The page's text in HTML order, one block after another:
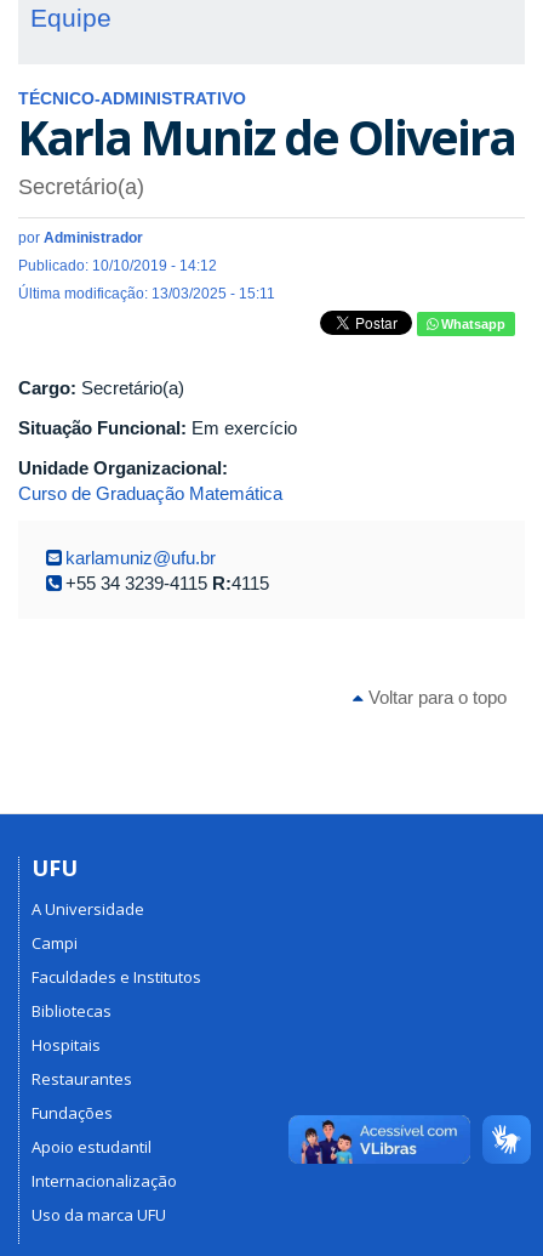
Equipe
TÉCNICO-ADMINISTRATIVO
Karla Muniz de Oliveira
Secretário(a)
por Administrador
Publicado: 10/10/2019 - 14:12
Última modificação: 13/03/2025 - 15:11
Whatsapp
Cargo: Secretário(a)
Situação Funcional: Em exercício
Unidade Organizacional:
Curso de Graduação Matemática
karlamuniz@ufu.br
+55 34 3239-4115 R:4115
Voltar para o topo
UFU
A Universidade
Campi
Faculdades e Institutos
Bibliotecas
Hospitais
Restaurantes
Fundações
Apoio estudantil
Internacionalização
Uso da marca UFU